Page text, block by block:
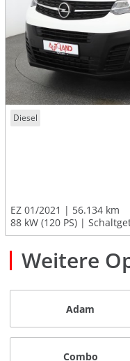
Diesel
EZ 01/2021
56.134 km
88 kW (120 PS)
Weitere
Adam
Combo